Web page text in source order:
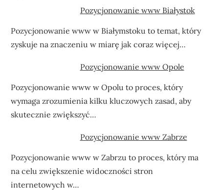
Pozycjonowanie www Białystok
Pozycjonowanie www w Białymstoku to temat, który
zyskuje na znaczeniu w miarę jak coraz więcej…
Pozycjonowanie www Opole
Pozycjonowanie www w Opolu to proces, który
wymaga zrozumienia kilku kluczowych zasad, aby
skutecznie zwiększyć…
Pozycjonowanie www Zabrze
Pozycjonowanie www w Zabrzu to proces, który ma
na celu zwiększenie widoczności stron
internetowych w…